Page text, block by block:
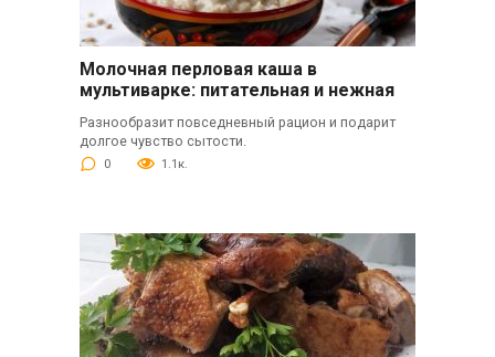
Молочная перловая каша в
мультиварке: питательная и нежная
Разнообразит повседневный рацион и подарит
долгое чувство сытости.
0 1.1к.